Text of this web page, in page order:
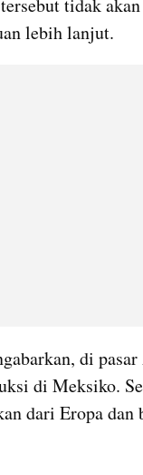
lebih lanjut.
di
di Meksiko.
dari Eropa dan